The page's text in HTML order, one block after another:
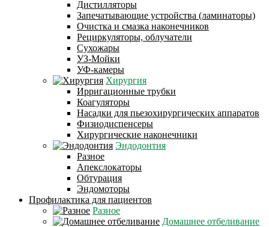
Дистилляторы
Запечатывающие устройства (ламинаторы)
Очистка и смазка наконечников
Рециркуляторы, облучатели
Сухожары
УЗ-Мойки
УФ-камеры
Хирургия
Ирригационные трубки
Коагуляторы
Насадки для пьезохирургических аппаратов
Физиодиспенсеры
Хирургические наконечники
Эндодонтия
Разное
Апекслокаторы
Обтурация
Эндомоторы
Профилактика для пациентов
Разное
Домашнее отбеливание